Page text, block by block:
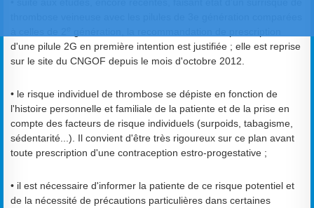
d'une pilule 2G en première intention est justifiée ; elle est reprise
sur le site du CNGOF depuis le mois d'octobre 2012.
• le risque individuel de thrombose se dépiste en fonction de
l'histoire personnelle et familiale de la patiente et de la prise en
compte des facteurs de risque individuels (surpoids, tabagisme,
sédentarité...). Il convient d'être très rigoureux sur ce plan avant
toute prescription d'une contraception estro‐progestative ;
• il est nécessaire d'informer la patiente de ce risque potentiel et
de la nécessité de précautions particulières dans certaines